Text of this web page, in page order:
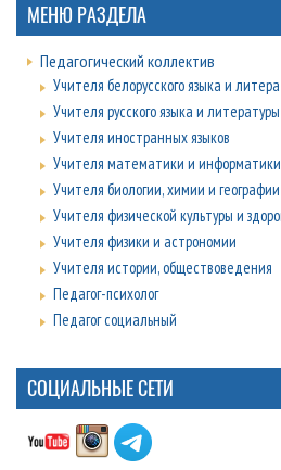
МЕНЮ РАЗДЕЛА
Педагогический коллектив
Учителя белорусского языка и
Учителя русского языка и литературы
Учителя иностранных языков
Учителя математики и информатики
Учителя биологии, химии и географии
Учителя физической культуры и
Учителя физики и астрономии
Учителя истории, обществоведения
Педагог-психолог
Педагог социальный
СОЦИАЛЬНЫЕ СЕТИ